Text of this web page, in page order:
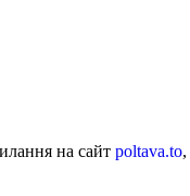
на сайт poltava.to